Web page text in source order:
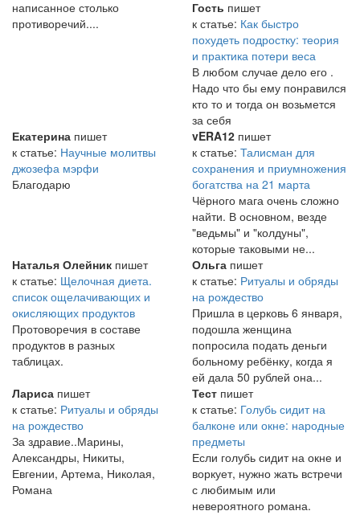
написанное столько
противоречий....
Гость пишет
к статье: Как быстро
похудеть подростку: теория
и практика потери веса
В любом случае дело его .
Надо что бы ему понравился
кто то и тогда он возьмется
за себя
Екатерина пишет
к статье: Научные молитвы
джозефа мэрфи
Благодарю
vERA12 пишет
к статье: Талисман для
сохранения и приумножения
богатства на 21 марта
Чёрного мага очень сложно
найти. В основном, везде
"ведьмы" и "колдуны",
которые таковыми не...
Наталья Олейник пишет
к статье: Щелочная диета.
список ощелачивающих и
окисляющих продуктов
Протоворечия в составе
продуктов в разных
таблицах.
Ольга пишет
к статье: Ритуалы и обряды
на рождество
Пришла в церковь 6 января,
подошла женщина
попросила подать деньги
больному ребёнку, когда я
ей дала 50 рублей она...
Лариса пишет
к статье: Ритуалы и обряды
на рождество
За здравие..Марины,
Александры, Никиты,
Евгении, Артема, Николая,
Романа
Тест пишет
к статье: Голубь сидит на
балконе или окне: народные
предметы
Если голубь сидит на окне и
воркует, нужно жать встречи
с любимым или
невероятного романа.